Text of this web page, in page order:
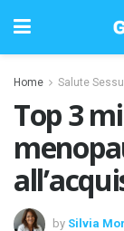
Home Salute
Top 3
by Silvia